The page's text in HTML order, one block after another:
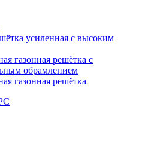
усиленная с высоким
газонная решётка с
обрамлением
газонная решётка